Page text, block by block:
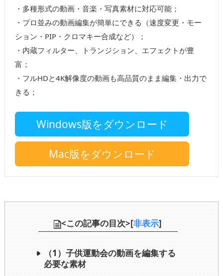
・多種形式の動画・音楽・写真素材に対応可能；
・プロ並みの動画編集が簡単にできる（速度変更・モー
ション・PIP・クロマキー合成など）；
・内蔵フィルター、トランジション、エフェクトが豊
富；
・フルHDと4K解像度の動画も高品質のまま編集・出力で
きる；
Windows版をダウンロード
Mac版をダウンロード
<この記事の目次>[非表示]
（1）子供運動会の動画を編集する
必要な素材